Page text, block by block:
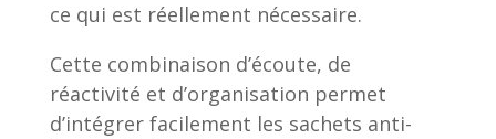
ce qui est réellement nécessaire.
Cette combinaison d’écoute, de
réactivité et d’organisation permet
d’intégrer facilement les sachets anti-